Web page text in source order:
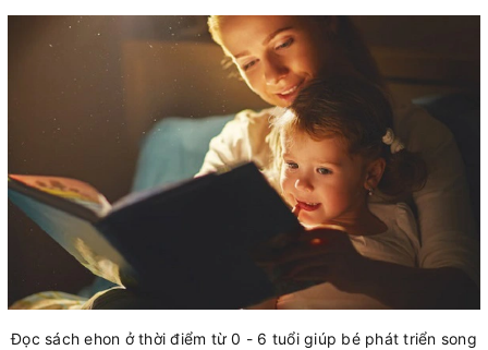
Đọc sách ehon ở thời điểm từ 0 - 6 tuổi giúp bé phát triển song